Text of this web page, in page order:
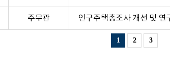
주무관 인구주택총조사 개선 및 연
1 2 3